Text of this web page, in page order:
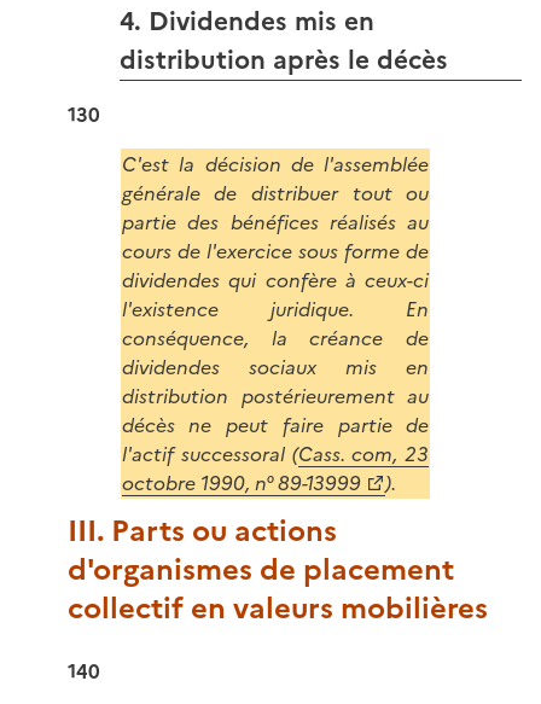
4. Dividendes mis en
distribution après le décès
130
C'est la décision de l'assemblée
générale de distribuer tout ou
partie des bénéfices réalisés au
cours de l'exercice sous forme de
dividendes qui confère à ceux-ci
l'existence juridique. En
conséquence, la créance de
dividendes sociaux mis en
distribution postérieurement au
décès ne peut faire partie de
l'actif successoral (Cass. com, 23
octobre 1990, n° 89-13999
).
III. Parts ou actions
d'organismes de placement
collectif en valeurs mobilières
140